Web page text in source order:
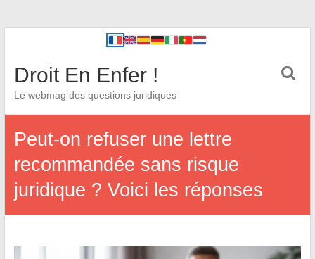
Droit En Enfer !
Le webmag des questions juridiques
Peut-on refuser une lettre
recommandée sans risque
juridique ? Voici les réponses